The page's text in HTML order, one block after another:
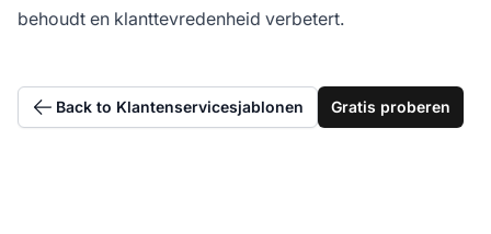
behoudt en klanttevredenheid verbetert.
Back to Klantenservicesjablonen Gratis proberen